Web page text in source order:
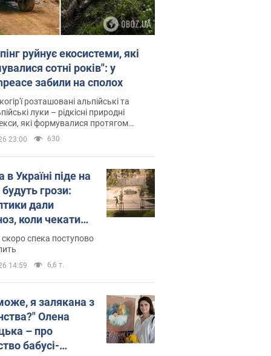
руйнує екосистеми, які
сотні років": у
забили на сполох
розташовані альпійські та
луки – рідкісні природні
які формувалися протягом
23:00 630
в Україні піде на
грози:
дали
коли чекати
погоди
скоро спека поступово
14:59 6,6 т.
я залякана з
Олена
– про
бабусі-